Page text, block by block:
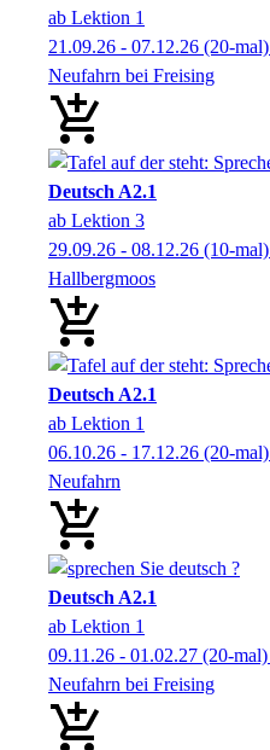
ab Lektion 1
21.09.26 - 07.12.26 (20-mal)
Neufahrn bei Freising
Deutsch A2.1
ab Lektion 3
29.09.26 - 08.12.26 (10-mal)
Hallbergmoos
Deutsch A2.1
ab Lektion 1
06.10.26 - 17.12.26 (20-mal)
Neufahrn
Deutsch A2.1
ab Lektion 1
09.11.26 - 01.02.27 (20-mal)
Neufahrn bei Freising